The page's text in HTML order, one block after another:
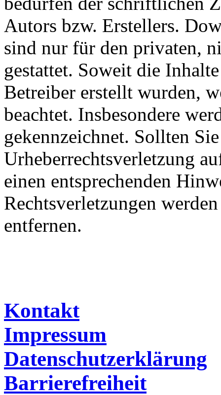
Autors bzw. Erstellers.
sind nur für den privaten,
gestattet. Soweit die
Betreiber erstellt wurden,
beachtet. Insbesondere
gekennzeichnet. Sollten
Urheberrechtsverletzung
einen entsprechenden
Rechtsverletzungen
entfernen.
Kontakt
Impressum
Datenschutzerklärung
Barrierefreiheit